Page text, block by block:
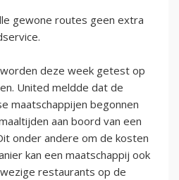
gewone routes geen extra
deze week getest op
United meldde dat de
maatschappijen begonnen
aan boord van een
onder andere om de kosten
kan een maatschappij ook
restaurants op de